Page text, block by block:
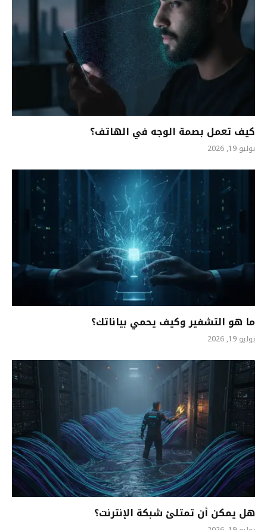
كيف تعمل بصمة الوجه في الهاتف؟
يوليو 19, 2026
ما هو التشفير وكيف يحمي بياناتك؟
يوليو 19, 2026
هل يمكن أن تمتلئ شبكة الإنترنت؟